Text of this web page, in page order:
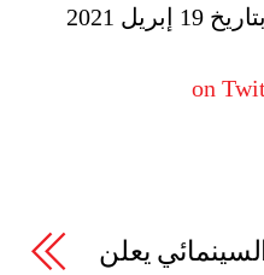
2021
on
يعلن